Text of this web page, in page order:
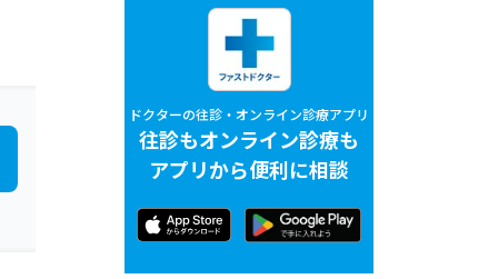
ドクターの往診・オンライン診療アプリ
往診もオンライン診療も
アプリから便利に相談